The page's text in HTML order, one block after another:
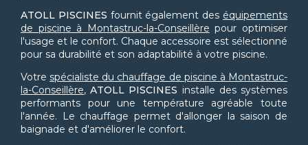
ATOLL PISCINES fournit également des équipements
de piscine à Montastruc-la-Conseillère pour optimiser
l'usage et le confort. Chaque accessoire est sélectionné
pour sa durabilité et son adaptabilité à votre piscine.
Votre spécialiste du chauffage de piscine à Montastruc-
la-Conseillère,ATOLL PISCINES installe des systèmes
performants pour une température agréable toute
l'année. Le chauffage permet d'allonger la saison de
baignade et d'améliorer le confort.